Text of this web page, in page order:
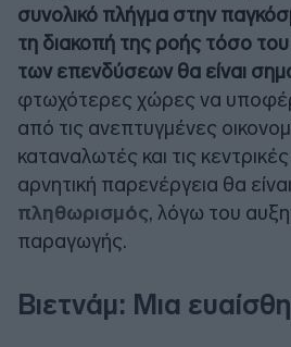
συνολικό πλήγμα στην
τη διακοπή της ροής τόσο
των επενδύσεων θα είναι
φτωχότερες χώρες να
από τις ανεπτυγμένες
καταναλωτές και τις
αρνητική παρενέργεια θα
πληθωρισμός, λόγω του
παραγωγής.
Βιετνάμ: Μια